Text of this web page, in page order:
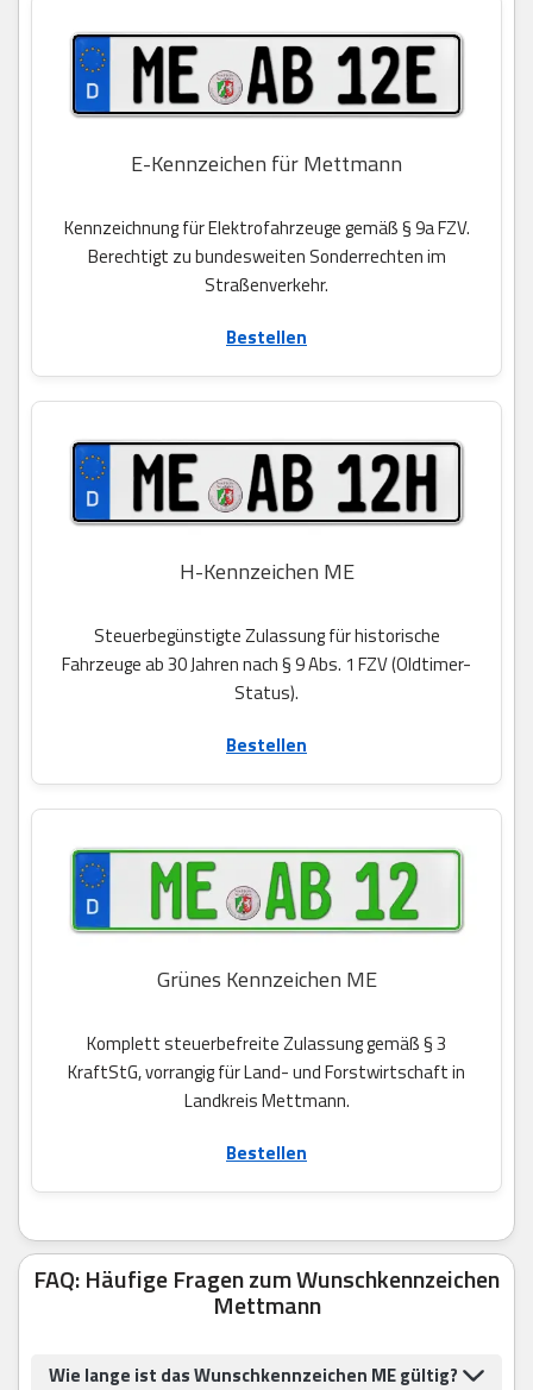
E-Kennzeichen für Mettmann
Kennzeichnung für Elektrofahrzeuge gemäß § 9a FZV.
Berechtigt zu bundesweiten Sonderrechten im
Straßenverkehr.
Bestellen
H-Kennzeichen ME
Steuerbegünstigte Zulassung für historische
Fahrzeuge ab 30 Jahren nach § 9 Abs. 1 FZV (Oldtimer-
Status).
Bestellen
Grünes Kennzeichen ME
Komplett steuerbefreite Zulassung gemäß § 3
KraftStG, vorrangig für Land- und Forstwirtschaft in
Landkreis Mettmann.
Bestellen
FAQ: Häufige Fragen zum Wunschkennzeichen
Mettmann
Wie lange ist das Wunschkennzeichen ME gültig?